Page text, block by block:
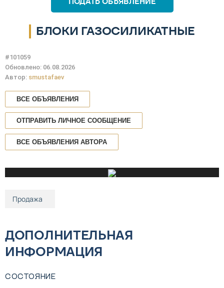
БЛОКИ ГАЗОСИЛИКАТНЫЕ
#101059
Обновлено: 06.08.2026
Автор: smustafaev
ВСЕ ОБЪЯВЛЕНИЯ
ОТПРАВИТЬ ЛИЧНОЕ СООБЩЕНИЕ
ВСЕ ОБЪЯВЛЕНИЯ АВТОРА
Продажа
ДОПОЛНИТЕЛЬНАЯ
ИНФОРМАЦИЯ
СОСТОЯНИЕ